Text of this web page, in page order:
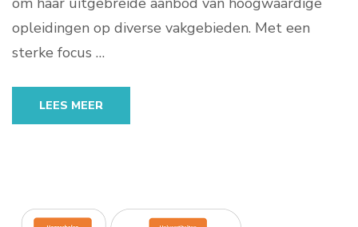
opleidingen op diverse vakgebieden. Met een
sterke focus …
LEES MEER